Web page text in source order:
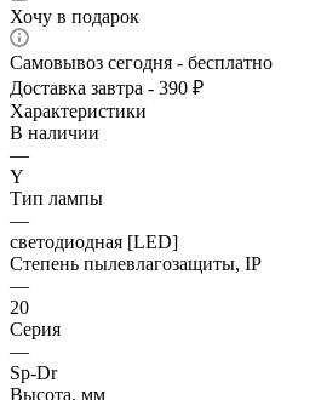
Хочу в подарок
Самовывоз сегодня - бесплатно
Доставка завтра - 390 ₽
Характеристики
В наличии
—
Y
Тип лампы
—
светодиодная [LED]
Степень пылевлагозащиты, IP
—
20
Серия
—
Sp-Dr
Высота, мм